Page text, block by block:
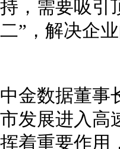
持，需要吸引
二”，解决企
中金数据董事
市发展进入高
挥着重要作用